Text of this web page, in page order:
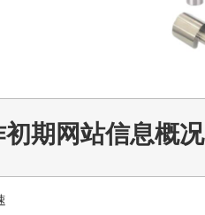
期网站信息概况